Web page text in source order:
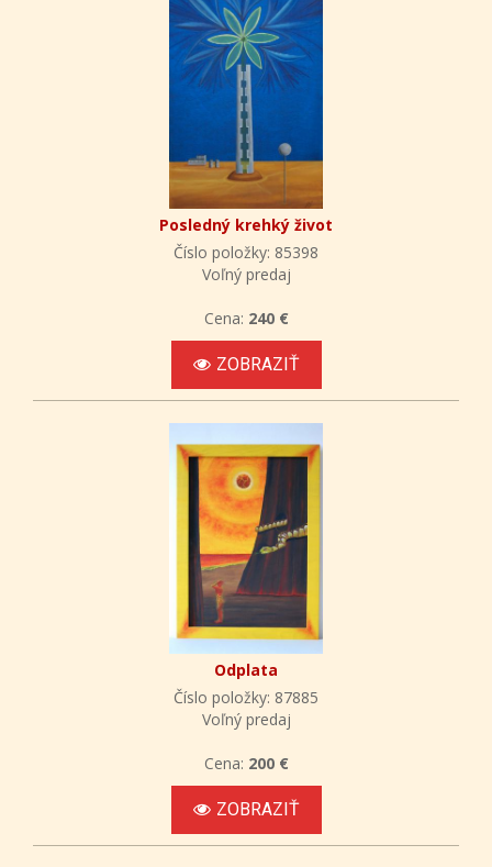
Posledný krehký život
Číslo položky: 85398
Voľný predaj
Cena: 240 €
ZOBRAZIŤ
Odplata
Číslo položky: 87885
Voľný predaj
Cena: 200 €
ZOBRAZIŤ